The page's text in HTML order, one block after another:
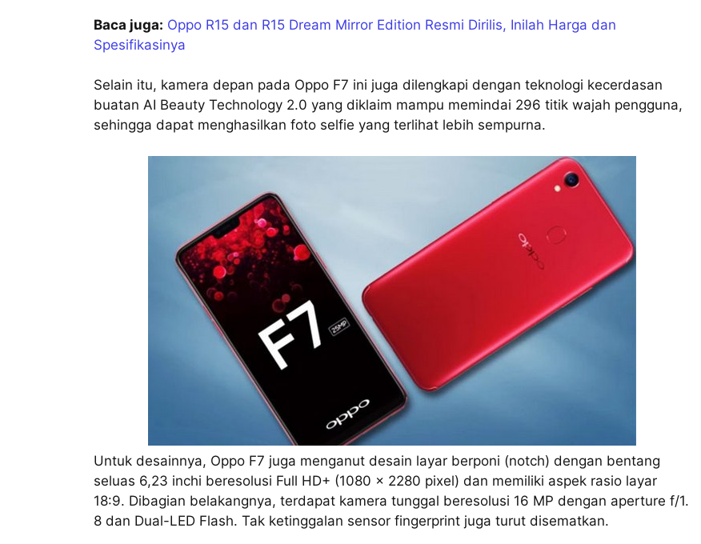
Baca juga: Oppo R15 dan R15 Dream Mirror Edition Resmi Dirilis, Inilah Harga dan
Spesifikasinya
Selain itu, kamera depan pada Oppo F7 ini juga dilengkapi dengan teknologi kecerdasan
buatan AI Beauty Technology 2.0 yang diklaim mampu memindai 296 titik wajah pengguna,
sehingga dapat menghasilkan foto selfie yang terlihat lebih sempurna.
Untuk desainnya, Oppo F7 juga menganut desain layar berponi (notch) dengan bentang
seluas 6,23 inchi beresolusi Full HD+ (1080 x 2280 pixel) dan memiliki aspek rasio layar
18:9. Dibagian belakangnya, terdapat kamera tunggal beresolusi 16 MP dengan aperture f/1.
8 dan Dual-LED Flash. Tak ketinggalan sensor fingerprint juga turut disematkan.